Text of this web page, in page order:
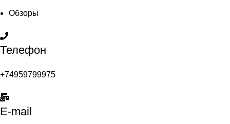
Обзоры
Телефон
+74959799975
E-mail